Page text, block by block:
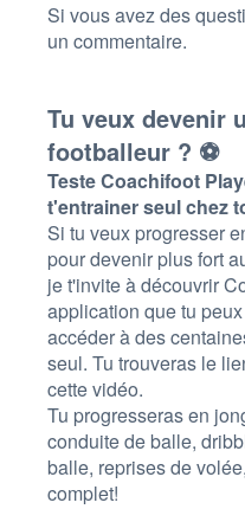
Si vous avez des
un commentaire.
Tu veux devenir
footballeur ? ⚽
Teste Coachifoot
t'entrainer seul chez
Si tu veux progresser
pour devenir plus fort
je t'invite à découvrir
application que tu
accéder à des
seul. Tu trouveras le
cette vidéo.
Tu progresseras en
conduite de balle,
balle, reprises de
complet!